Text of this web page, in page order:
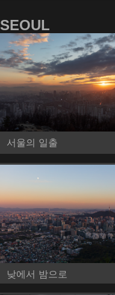
SEOUL
서울의 일출
낮에서 밤으로